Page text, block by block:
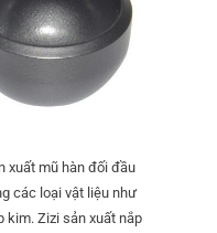
xuất mũ hàn đối đầu
các loại vật liệu như
kim. Zizi sản xuất nắp